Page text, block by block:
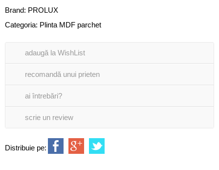
Brand: PROLUX
Categoria: Plinta MDF parchet
adaugă la WishList
recomandă unui prieten
ai întrebări?
scrie un review
Distribuie pe: